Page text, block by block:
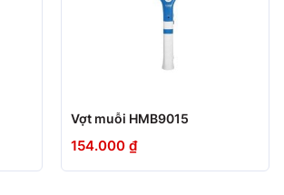
Vợt muỗi HMB9015
154.000 ₫